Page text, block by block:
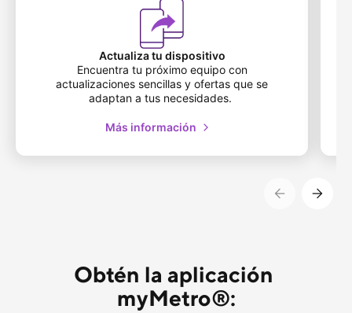
Actualiza tu dispositivo
Encuentra tu próximo equipo con
actualizaciones sencillas y ofertas que se
adaptan a tus necesidades.
Más información
Obtén la aplicación
myMetro®: